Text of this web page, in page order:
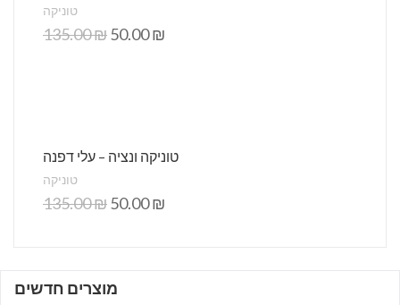
טוניקה
135.00₪50.00₪
טוניקה ונציה – עלי דפנה
טוניקה
135.00₪50.00₪
מוצרים חדשים